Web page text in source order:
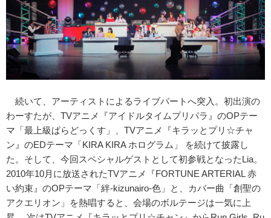
続いて、アーティストによるライブパートへ突入。初出演の
わーすたが、TVアニメ『アイドルタイムプリパラ』のOPテー
マ「最上級ぱらどっくす」、TVアニメ『キラッとプリ☆チャ
ン』のEDテーマ「KIRA KIRA ホログラム」 を続けて披露し
た。そして、今回スペシャルゲストとして初参戦となったLia。
2010年10月に放送されたTVアニメ『FORTUNE ARTERIAL 赤
い約束』のOPテーマ「絆-kizunairo-色」と、カバー曲「創聖の
アクエリオン」を熱唱すると、会場のボルテージは一気に上